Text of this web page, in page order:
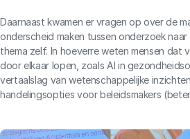
Daarnaast kwamen er vragen op over de
onderscheid maken tussen onderzoek
thema zelf. In hoeverre weten mensen dat
door elkaar lopen, zoals AI in
vertaalslag van wetenschappelijke
handelingsopties voor beleidsmakers